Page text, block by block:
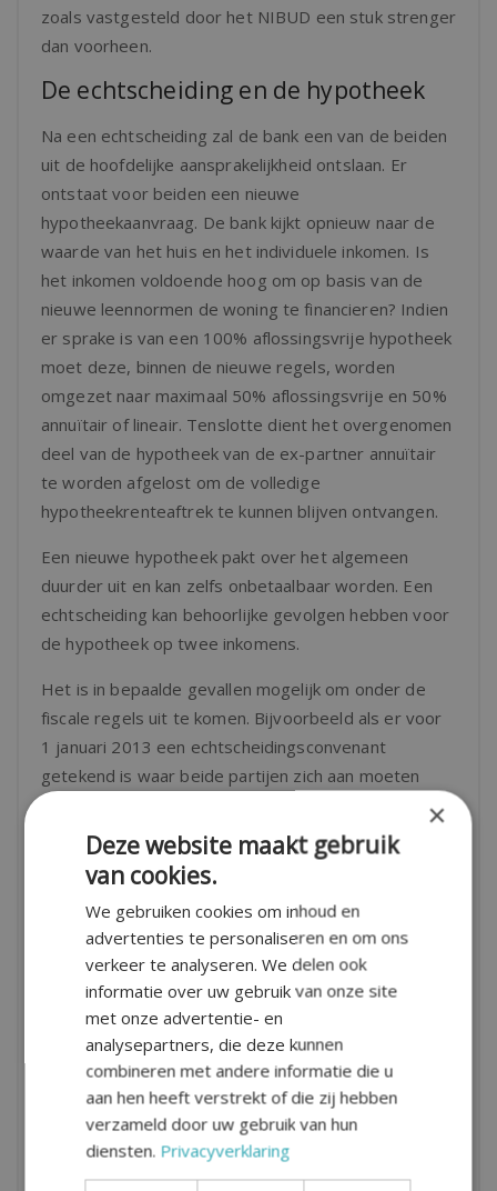
zoals vastgesteld door het NIBUD een stuk strenger
dan voorheen.
De echtscheiding en de hypotheek
Na een echtscheiding zal de bank een van de beiden
uit de hoofdelijke aansprakelijkheid ontslaan. Er
ontstaat voor beiden een nieuwe
hypotheekaanvraag. De bank kijkt opnieuw naar de
waarde van het huis en het individuele inkomen. Is
het inkomen voldoende hoog om op basis van de
nieuwe leennormen de woning te financieren? Indien
er sprake is van een 100% aflossingsvrije hypotheek
moet deze, binnen de nieuwe regels, worden
omgezet naar maximaal 50% aflossingsvrije en 50%
annuïtair of lineair. Tenslotte dient het overgenomen
deel van de hypotheek van de ex-partner annuïtair
te worden afgelost om de volledige
hypotheekrenteaftrek te kunnen blijven ontvangen.
Een nieuwe hypotheek pakt over het algemeen
duurder uit en kan zelfs onbetaalbaar worden. Een
echtscheiding kan behoorlijke gevolgen hebben voor
de hypotheek op twee inkomens.
Het is in bepaalde gevallen mogelijk om onder de
fiscale regels uit te komen. Bijvoorbeeld als er voor
1 januari 2013 een echtscheidingsconvenant
getekend is waar beide partijen zich aan moeten
houden. Hierin kan zijn bepaald dat de achterblijver
de volledige hypotheek gaat betalen of het huis bij
een boedelscheiding aan een van de beide ex-
partners wordt toebedeeld.
Heeft u hulp nodig?
Bestaat er onenidgheid over de hypotheek tussen u
en uw partner bij de echtscheiding? Of heeft u
andere hulp nodig bij uw echtscheiding? Onze
echtscheidingspecialisten hebben jarenlange
ervaring en zijn u graag van dienst. Neem contact op
met het dichtstbijzijnde kantoor voor meer
informatie.
×
Deze website maakt gebruik
van cookies.
We gebruiken cookies om inhoud en
advertenties te personaliseren en om ons
verkeer te analyseren. We delen ook
informatie over uw gebruik van onze site
met onze advertentie- en
analysepartners, die deze kunnen
combineren met andere informatie die u
aan hen heeft verstrekt of die zij hebben
verzameld door uw gebruik van hun
diensten. Privacyverklaring